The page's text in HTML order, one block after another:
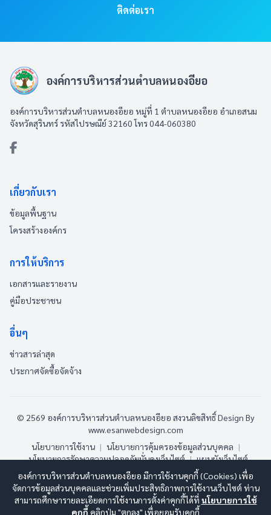
ติดต่อเรา
องค์การบริหารส่วนตำบลหนองอียอ
องค์การบริหารส่วนตำบลหนองอียอ หมู่ที่ 1 ตำบลหนองอียอ อำเภอสนม
จังหวัดสุรินทร์ รหัสไปรษณีย์ 32160 โทร 044-060380
เกี่ยวกับเรา
ข้อมูลพื้นฐาน
โครงสร้างองค์กร
การให้บริการ
เอกสารและรายงาน
คู่มือประชาชน
อื่นๆ
ข่าวสารล่าสุด
ประกาศจัดซื้อจัดจ้าง
© 2569 องค์การบริหารส่วนตำบลหนองอียอ สงวนลิขสิทธิ์Design By
www.esanwebdesign.com
นโยบายการใช้งาน | นโยบายการคุ้มครองข้อมูลส่วนบุคคล |
นโยบายการรักษาความปลอดภัยมั่นคงเว็บไซต์ | แผนผังเว็บไซต์
ออนไลน์:2 ทั้งหมด: 104 (ดูสถิติทั้งหมด)
องค์การบริหารส่วนตำบลหนองอียอ มีการใช้งานคุกกี้ (Cookies) เพื่อ
จัดการข้อมูลส่วนบุคคลและช่วยเพิ่มประสิทธิภาพการใช้งานเว็บไซต์ ท่าน
สามารถศึกษารายละเอียดการใช้งานการตั้งค่าคุกกี้ได้ที่ นโยบายการใช้
คุกกี้ คลิกปุ่ม "ตกลง" เพื่อยอมรับคุกกี้